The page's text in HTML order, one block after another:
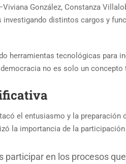
González, Constanza
investigando distintos cargos y
herramientas tecnológicas para
no es solo un
el entusiasmo y la
la importancia de la
participar en los procesos